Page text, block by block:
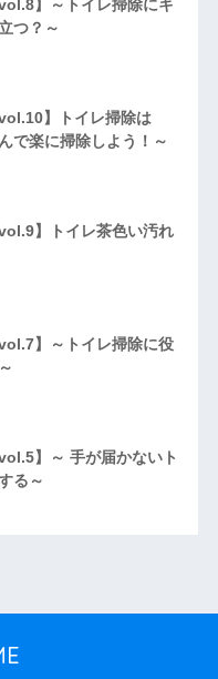
】～トイレ掃除にキ
つ？～
】トイレ掃除は
で楽に掃除しよう！～
】トイレ茶色い汚れ
】～トイレ掃除に役
】～ 手が届かないト
る～